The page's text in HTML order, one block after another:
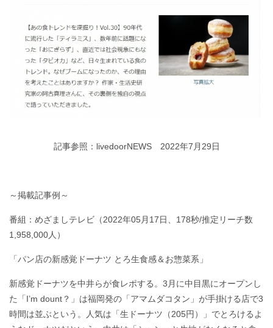
記事参照：livedoorNEWS 2022年7月29日
～掲載記事例～
番組：めざましテレビ（2022年05月17日、178秒/推定リーチ数
1,958,000人）
「パン店の新感覚ドーナツ とろ生食感＆お惣菜系」
新感覚ドーナツを中井らが食レポする。3月に中目黒にオープンし
た「I’m dount？」は福岡発の「アマムダコタン」が手掛ける店で3
時間は並ぶという。人気は「生ドーナツ（205円）」でとろけるよ